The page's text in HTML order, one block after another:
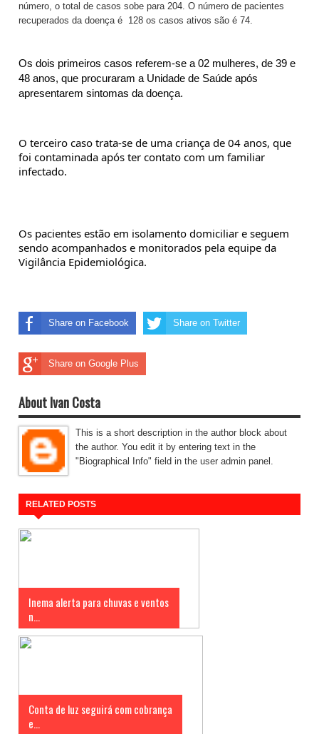
número, o total de casos sobe para 204. O número de pacientes
recuperados da doença é 128 os casos ativos são é 74.
Os dois primeiros casos referem-se a 02 mulheres, de 39 e
48 anos, que procuraram a Unidade de Saúde após
apresentarem sintomas da doença.
O terceiro caso trata-se de uma criança de 04 anos, que
foi contaminada após ter contato com um familiar
infectado.
Os pacientes estão em isolamento domiciliar e seguem
sendo acompanhados e monitorados pela equipe da
Vigilância Epidemiológica.
Share on Facebook Share on Twitter
Share on Google Plus
About Ivan Costa
This is a short description in the author block about
the author. You edit it by entering text in the
"Biographical Info" field in the user admin panel.
RELATED POSTS
Inema alerta para chuvas e ventos
n...
Conta de luz seguirá com cobrança
e...